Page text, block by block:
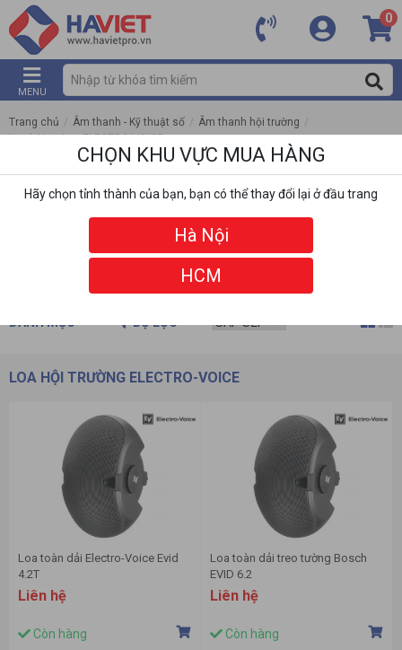
0
MENU
Trang chủ / Âm thanh - Kỹ thuật số / Âm thanh hội trường /
Loa hội trường ELECTRO-VOICE
DANH MỤC BỘ LỌC
LOA HỘI TRƯỜNG ELECTRO-VOICE
Loa toàn dải Electro-Voice Evid
4.2T
Liên hệ
Còn hàng
Loa toàn dải treo tường Bosch
EVID 6.2
Liên hệ
Còn hàng
CHỌN KHU VỰC MUA HÀNG
Hãy chọn tỉnh thành của bạn, bạn có thể thay đổi lại ở đầu trang
Hà Nội
HCM